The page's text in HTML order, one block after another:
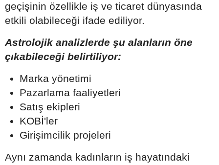
geçişinin özellikle iş ve ticaret dünyasında
etkili olabileceği ifade ediliyor.
Astrolojik analizlerde şu alanların öne
çıkabileceği belirtiliyor:
Marka yönetimi
Pazarlama faaliyetleri
Satış ekipleri
KOBİ'ler
Girişimcilik projeleri
Aynı zamanda kadınların iş hayatındaki